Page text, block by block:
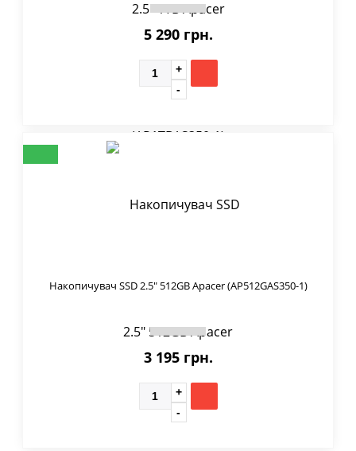
5 290 грн.
Накопичувач SSD 2.5" 512GB Apacer (AP512GAS350-1)
3 195 грн.